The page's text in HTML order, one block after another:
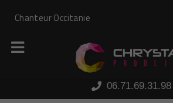
Chanteur Occitanie
06.71.69.31.98